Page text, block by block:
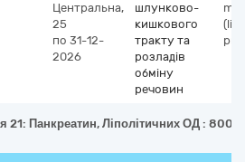
Центральна,
25
по 31-12-
2026
шлунково-
кишкового
тракту та
розладів
обміну
речовин
21: Панкреатин, Ліполітичних ОД : 8000